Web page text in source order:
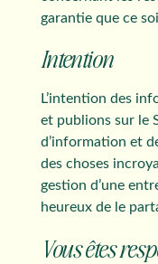
garantie que ce
Intention
L’intention des
et publions sur le
d’information et
des choses
gestion d’une
heureux de le
Vous êtes